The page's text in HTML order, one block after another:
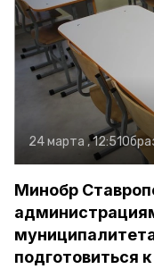
24 марта , 12:51
Минобр
подготовиться